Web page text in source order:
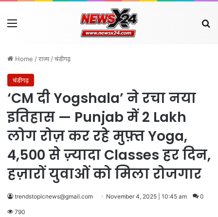
Menu
Home /राज्य /चंडीगढ़
चंडीगढ़
‘CM दी Yogshala’ ने रचा नया
इतिहास — Punjab में 2 Lakh
लोग रोज़ कर रहे मुफ़्त Yoga,
4,500 से ज़्यादा Classes हर दिन,
हज़ारों युवाओं को मिला रोजगार
trendstopicnews@gmail.com November 4, 2025 | 10:45 am 0
790